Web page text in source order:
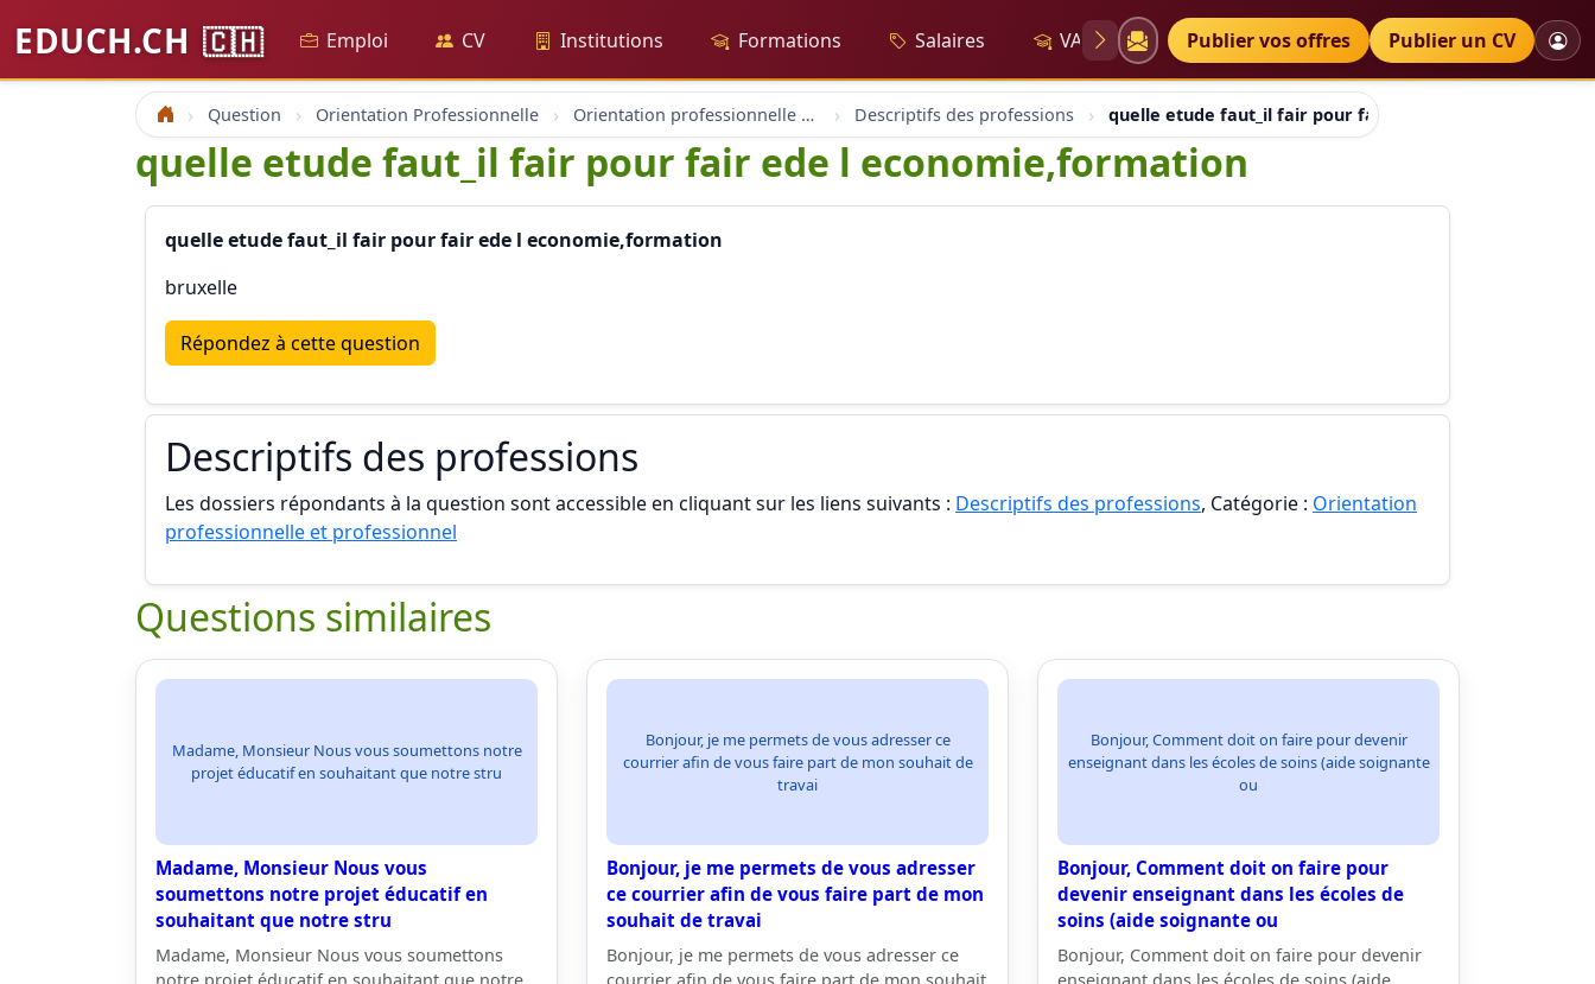
EDUCH.CH 🇨🇭 Emploi CV Institutions Formations Salaires VAE Diplômes Petites annonces
Publier vos offres Publier un CV
Accueil Question Orientation Professionnelle Orientation professionnelle et professionnel Descriptifs des professions quelle etude faut_il fair pour fair ede l
quelle etude faut_il fair pour fair ede l economie,formation
quelle etude faut_il fair pour fair ede l economie,formation
bruxelle
Répondez à cette question
Descriptifs des professions
Les dossiers répondants à la question sont accessible en cliquant sur les liens suivants : Descriptifs des professions, Catégorie : Orientation
professionnelle et professionnel
Questions similaires
Madame, Monsieur Nous vous soumettons notre
projet éducatif en souhaitant que notre stru
Madame, Monsieur Nous vous
soumettons notre projet éducatif en
souhaitant que notre stru
Madame, Monsieur Nous vous soumettons
Bonjour, je me permets de vous adresser ce
courrier afin de vous faire part de mon souhait de
travai
Bonjour, je me permets de vous adresser
ce courrier afin de vous faire part de mon
souhait de travai
Bonjour, je me permets de vous adresser ce
Bonjour, Comment doit on faire pour devenir
enseignant dans les écoles de soins (aide soignante
ou
Bonjour, Comment doit on faire pour
devenir enseignant dans les écoles de
soins (aide soignante ou
Bonjour, Comment doit on faire pour devenir